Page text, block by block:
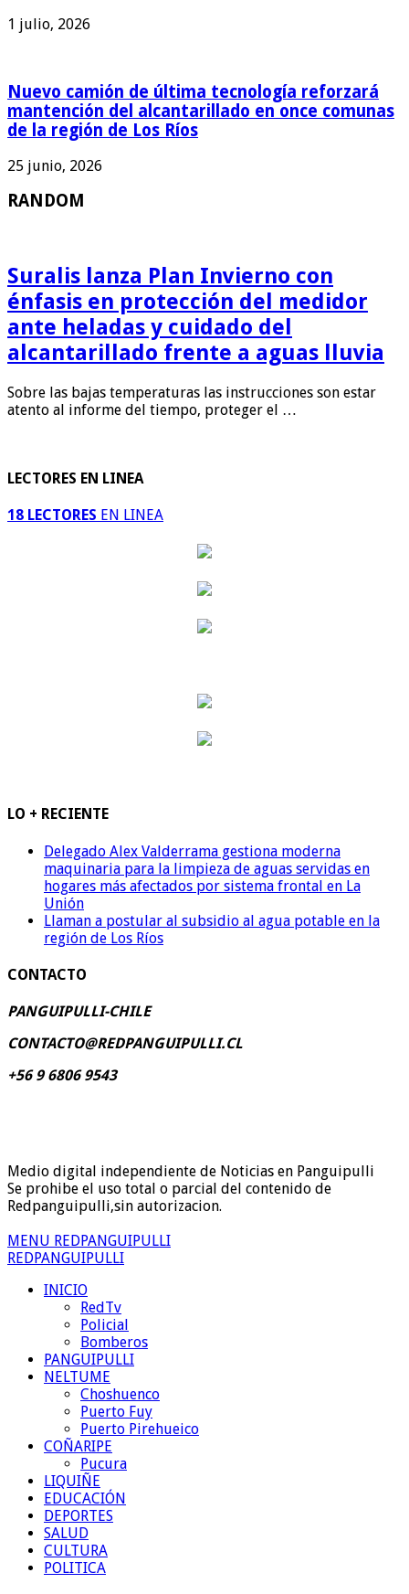
1 julio, 2026
Nuevo camión de última tecnología reforzará
mantención del alcantarillado en once comunas
de la región de Los Ríos
25 junio, 2026
RANDOM
Suralis lanza Plan Invierno con
énfasis en protección del medidor
ante heladas y cuidado del
alcantarillado frente a aguas lluvia
Sobre las bajas temperaturas las instrucciones son estar
atento al informe del tiempo, proteger el …
LECTORES EN LINEA
18 LECTORES EN LINEA
LO + RECIENTE
Delegado Alex Valderrama gestiona moderna
maquinaria para la limpieza de aguas servidas en
hogares más afectados por sistema frontal en La
Unión
Llaman a postular al subsidio al agua potable en la
región de Los Ríos
CONTACTO
PANGUIPULLI-CHILE
CONTACTO@REDPANGUIPULLI.CL
+56 9 6806 9543
Medio digital independiente de Noticias en Panguipulli
Se prohibe el uso total o parcial del contenido de
Redpanguipulli,sin autorizacion.
MENU REDPANGUIPULLI
REDPANGUIPULLI
INICIO
RedTv
Policial
Bomberos
PANGUIPULLI
NELTUME
Choshuenco
Puerto Fuy
Puerto Pirehueico
COÑARIPE
Pucura
LIQUIÑE
EDUCACIÓN
DEPORTES
SALUD
CULTURA
POLITICA